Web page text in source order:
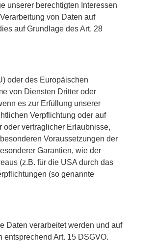
unserer berechtigten Interessen
von Daten auf
auf Grundlage des Art. 28
oder des Europäischen
von Diensten Dritter oder
es zur Erfüllung unserer
Verpflichtung oder auf
oder vertraglicher Erlaubnisse,
Voraussetzungen der
Garantien, wie der
(z.B. für die USA durch das
(so genannte
Daten verarbeitet werden und auf
Art. 15 DSGVO.